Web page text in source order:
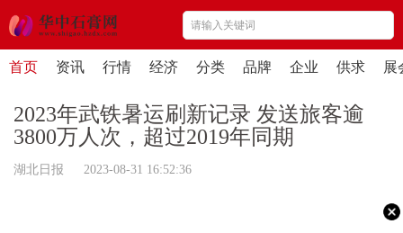
首页 资讯 行情 经济 分类 品牌 企业 供求 展
2023年武铁暑运刷新记录 发送旅客逾
3800万人次，超过2019年同期
湖北日报 2023-08-31 16:52:36